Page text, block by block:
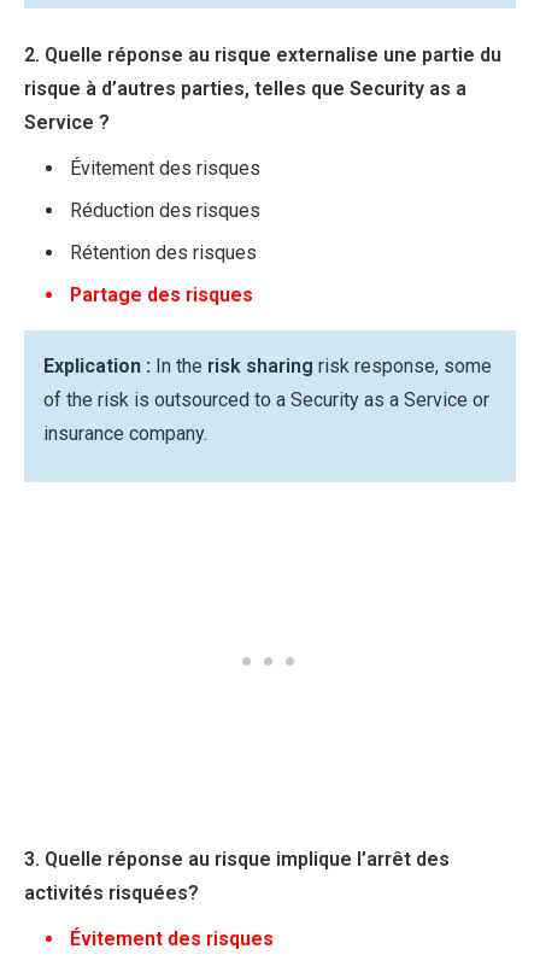
2. Quelle réponse au risque externalise une partie du
risque à d’autres parties, telles que Security as a
Service ?
Évitement des risques
Réduction des risques
Rétention des risques
Partage des risques
Explication : In the risk sharing risk response, some
of the risk is outsourced to a Security as a Service or
insurance company.
3. Quelle réponse au risque implique l’arrêt des
activités risquées?
Évitement des risques